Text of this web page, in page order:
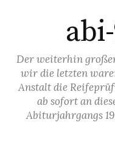
Der weiterhin
wir die letzten
Anstalt die
ab sofort an
Abiturjahrgangs